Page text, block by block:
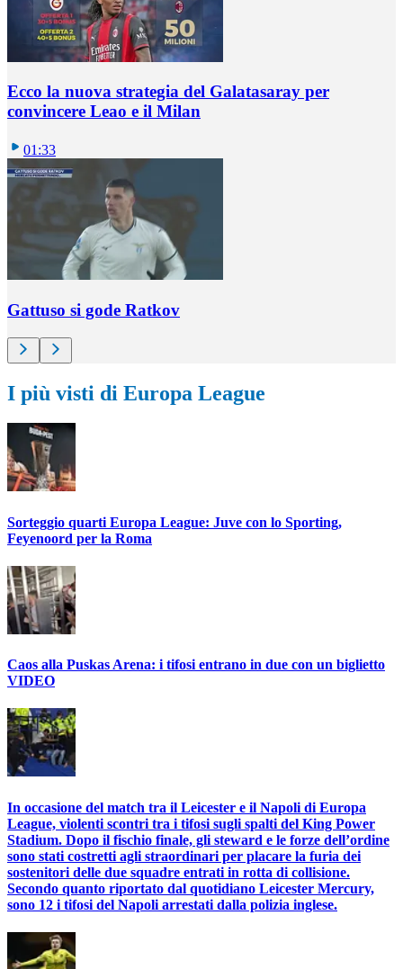
Ecco la nuova strategia del Galatasaray per
convincere Leao e il Milan
01:33
Gattuso si gode Ratkov
I più visti di Europa League
Sorteggio quarti Europa League: Juve con lo Sporting,
Feyenoord per la Roma
Caos alla Puskas Arena: i tifosi entrano in due con un biglietto
VIDEO
In occasione del match tra il Leicester e il Napoli di Europa
League, violenti scontri tra i tifosi sugli spalti del King Power
Stadium. Dopo il fischio finale, gli steward e le forze dell’ordine
sono stati costretti agli straordinari per placare la furia dei
sostenitori delle due squadre entrati in rotta di collisione.
Secondo quanto riportato dal quotidiano Leicester Mercury,
sono 12 i tifosi del Napoli arrestati dalla polizia inglese.